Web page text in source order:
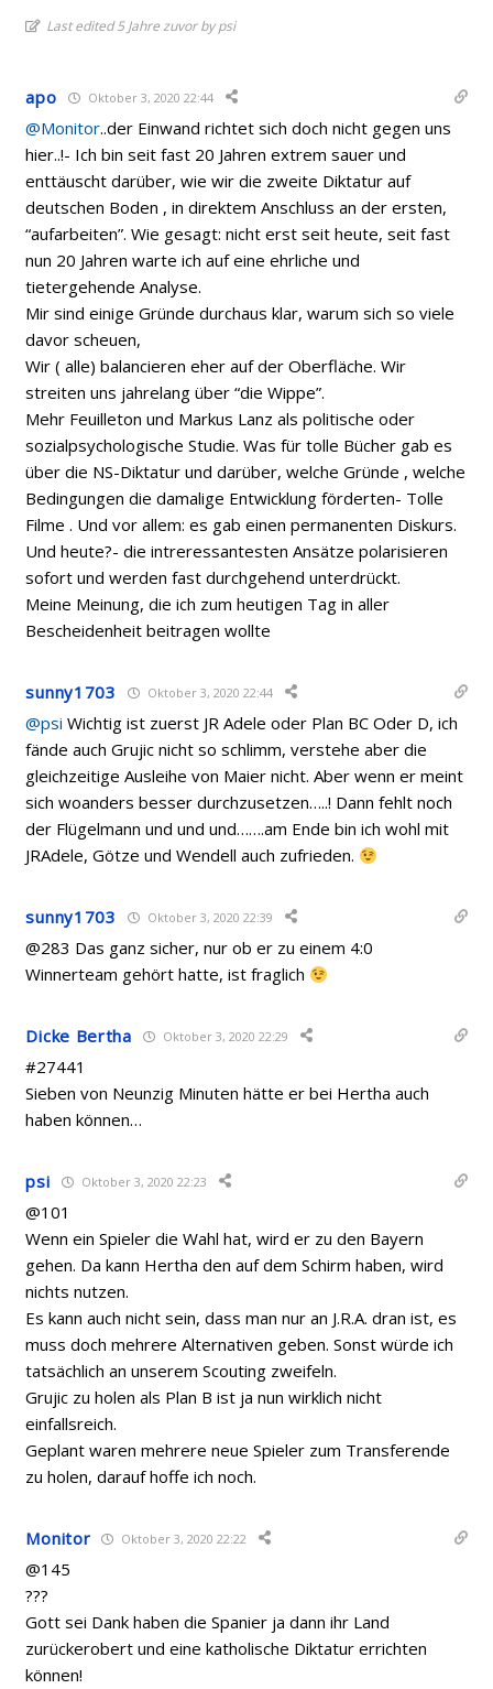
Last edited 5 Jahre zuvor by psi
apo Oktober 3, 2020 22:44
@Monitor..der Einwand richtet sich doch nicht gegen uns
hier..!- Ich bin seit fast 20 Jahren extrem sauer und
enttäuscht darüber, wie wir die zweite Diktatur auf
deutschen Boden , in direktem Anschluss an der ersten,
“aufarbeiten”. Wie gesagt: nicht erst seit heute, seit fast
nun 20 Jahren warte ich auf eine ehrliche und
tietergehende Analyse.
Mir sind einige Gründe durchaus klar, warum sich so viele
davor scheuen,
Wir ( alle) balancieren eher auf der Oberfläche. Wir
streiten uns jahrelang über “die Wippe”.
Mehr Feuilleton und Markus Lanz als politische oder
sozialpsychologische Studie. Was für tolle Bücher gab es
über die NS-Diktatur und darüber, welche Gründe , welche
Bedingungen die damalige Entwicklung förderten- Tolle
Filme . Und vor allem: es gab einen permanenten Diskurs.
Und heute?- die intreressantesten Ansätze polarisieren
sofort und werden fast durchgehend unterdrückt.
Meine Meinung, die ich zum heutigen Tag in aller
Bescheidenheit beitragen wollte
sunny1703 Oktober 3, 2020 22:44
@psi Wichtig ist zuerst JR Adele oder Plan BC Oder D, ich
fände auch Grujic nicht so schlimm, verstehe aber die
gleichzeitige Ausleihe von Maier nicht. Aber wenn er meint
sich woanders besser durchzusetzen…..! Dann fehlt noch
der Flügelmann und und und…….am Ende bin ich wohl mit
JRAdele, Götze und Wendell auch zufrieden.
sunny1703 Oktober 3, 2020 22:39
@283 Das ganz sicher, nur ob er zu einem 4:0
Winnerteam gehört hatte, ist fraglich
Dicke Bertha Oktober 3, 2020 22:29
#27441
Sieben von Neunzig Minuten hätte er bei Hertha auch
haben können…
psi Oktober 3, 2020 22:23
@101
Wenn ein Spieler die Wahl hat, wird er zu den Bayern
gehen. Da kann Hertha den auf dem Schirm haben, wird
nichts nutzen.
Es kann auch nicht sein, dass man nur an J.R.A. dran ist, es
muss doch mehrere Alternativen geben. Sonst würde ich
tatsächlich an unserem Scouting zweifeln.
Grujic zu holen als Plan B ist ja nun wirklich nicht
einfallsreich.
Geplant waren mehrere neue Spieler zum Transferende
zu holen, darauf hoffe ich noch.
Monitor Oktober 3, 2020 22:22
@145
???
Gott sei Dank haben die Spanier ja dann ihr Land
zurückerobert und eine katholische Diktatur errichten
können!